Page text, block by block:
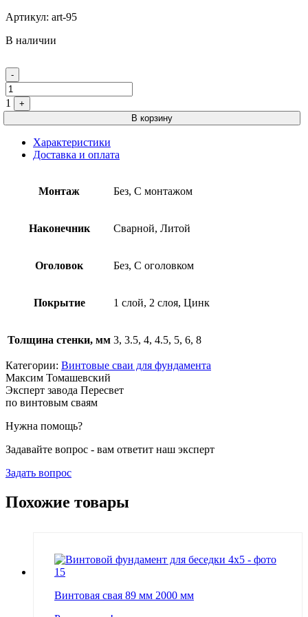
Артикул: art-95
В наличии
Quantity
-
1
+
В корзину
Характеристики
Доставка и оплата
Монтаж Без, С монтажом
Наконечник Сварной, Литой
Оголовок Без, С оголовком
Покрытие 1 слой, 2 слоя, Цинк
Толщина стенки, мм 3, 3.5, 4, 4.5, 5, 6, 8
Категории: Винтовые сваи для фундамента
Максим Томашевский
Эксперт завода Пересвет
по винтовым сваям
Нужна помощь?
Задавайте вопрос - вам ответит наш эксперт
Задать вопрос
Похожие товары
Винтовая свая 89 мм 2000 мм